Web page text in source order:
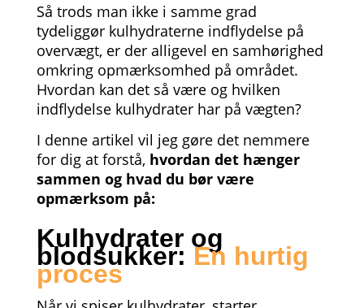
Så trods man ikke i samme grad
tydeliggør kulhydraterne indflydelse på
overvægt, er der alligevel en samhørighed
omkring opmærksomhed på området.
Hvordan kan det så være og hvilken
indflydelse kulhydrater har på vægten?
I denne artikel vil jeg gøre det nemmere
for dig at forstå, hvordan det hænger
sammen og hvad du bør være
opmærksom på:
Kulhydrater og
blodsukker: En hurtig
proces